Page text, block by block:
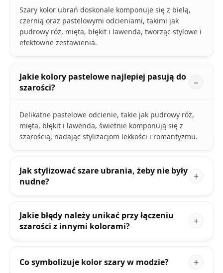
Szary kolor ubrań doskonale komponuje się z bielą,
czernią oraz pastelowymi odcieniami, takimi jak
pudrowy róż, mięta, błękit i lawenda, tworząc stylowe i
efektowne zestawienia.
Jakie kolory pastelowe najlepiej pasują do
szarości?
Delikatne pastelowe odcienie, takie jak pudrowy róż,
mięta, błękit i lawenda, świetnie komponują się z
szarością, nadając stylizacjom lekkości i romantyzmu.
Jak stylizować szare ubrania, żeby nie były
nudne?
Jakie błędy należy unikać przy łączeniu
szarości z innymi kolorami?
Co symbolizuje kolor szary w modzie?